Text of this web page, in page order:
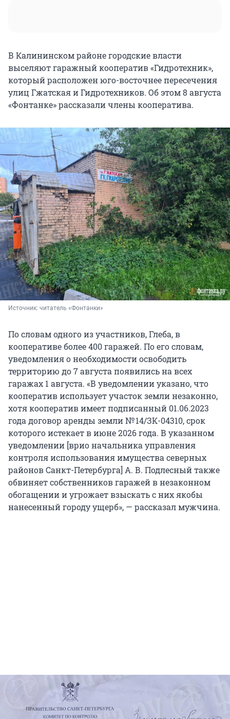
В Калининском районе городские власти
выселяют гаражный кооператив «Гидротехник»,
который расположен юго-восточнее пересечения
улиц Гжатская и Гидротехников. Об этом 8 августа
«Фонтанке» рассказали члены кооператива.
Источник: читатель «Фонтанки»
По словам одного из участников, Глеба, в
кооперативе более 400 гаражей. По его словам,
уведомления о необходимости освободить
территорию до7 августа появились на всех
гаражах 1 августа. «В уведомлении указано, что
кооператив использует участок земли незаконно,
хотя кооператив имеет подписанный 01.06.2023
года договор аренды земли № 14/ЗК-04310, срок
которого истекает в июне 2026 года. В указанном
уведомлении [врио начальника управления
контроля использования имущества северных
районов Санкт-Петербурга] А. В. Подлесный также
обвиняет собственников гаражей в незаконном
обогащении и угрожает взыскать с них якобы
нанесенный городу ущерб», — рассказал мужчина.